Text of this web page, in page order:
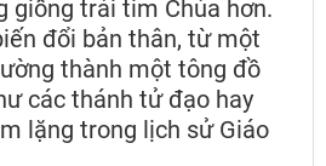
giống trái tim Chúa hơn.
đổi bản thân, từ một
thành một tông đồ
các thánh tử đạo hay
lặng trong lịch sử Giáo